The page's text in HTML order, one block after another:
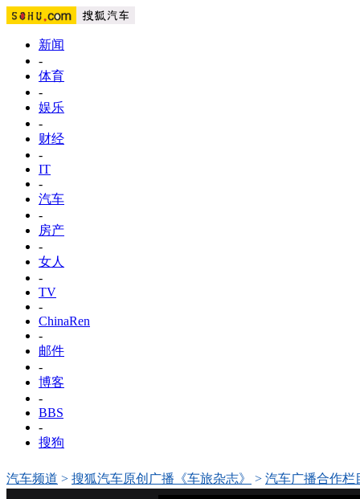
新闻
-
体育
-
娱乐
-
财经
-
IT
-
汽车
-
房产
-
女人
-
TV
-
ChinaRen
-
邮件
-
博客
-
BBS
-
搜狗
汽车频道 > 搜狐汽车原创广播《车旅杂志》 > 汽车广播合作栏
期